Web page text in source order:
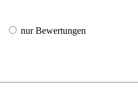
nur Bewertungen